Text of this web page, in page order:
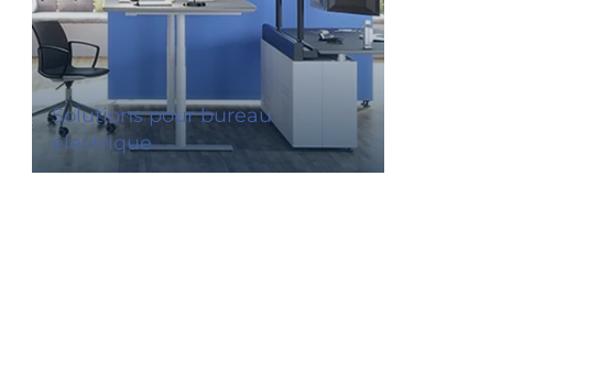
Solutions pour bureau
électrique